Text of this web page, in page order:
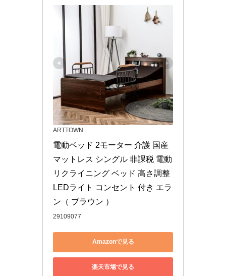
ARTTOWN
電動ベッド 2モーター 介護 国産
マットレス シングル 非課税 電動
リクライニング ベッド 高さ調整
LEDライト コンセント 付き エラ
ン（ ブラウン ）
29109077
Amazonで見る
楽天市場で見る